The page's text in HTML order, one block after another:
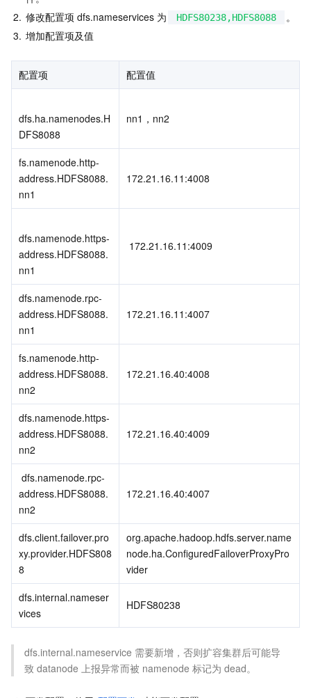
2. 修改配置项 dfs.nameservices 为 HDFS80238,HDFS8088
。
3. 增加配置项及值
配置项 配置值
dfs.ha.namenodes.H
DFS8088
nn1，nn2
fs.namenode.http-
address.HDFS8088.
nn1
172.21.16.11:4008
dfs.namenode.https-
address.HDFS8088.
nn1
172.21.16.11:4009
dfs.namenode.rpc-
address.HDFS8088.
nn1
172.21.16.11:4007
fs.namenode.http-
address.HDFS8088.
nn2
172.21.16.40:4008
dfs.namenode.https-
address.HDFS8088.
nn2
172.21.16.40:4009
address.HDFS8088.
nn2
172.21.16.40:4007
dfs.client.failover.pro
xy.provider.HDFS808
8
org.apache.hadoop.hdfs.server.name
node.ha.ConfiguredFailoverProxyPro
vider
dfs.internal.nameser
vices
HDFS80238
dfs.internal.nameservice 需要新增，否则扩容集群后可能导
致 datanode 上报异常而被 namenode 标记为 dead。